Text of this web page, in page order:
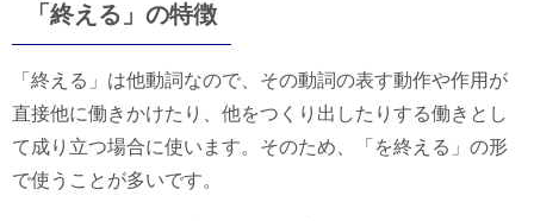
「終える」の特徴
「終える」は他動詞なので、その動詞の表す動作や作用が
直接他に働きかけたり、他をつくり出したりする働きとし
て成り立つ場合に使います。そのため、「を終える」の形
で使うことが多いです。